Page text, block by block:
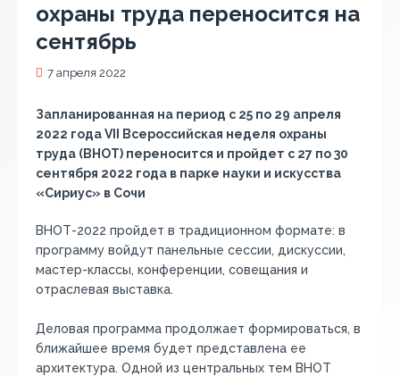
охраны труда переносится на
сентябрь
7 апреля 2022
Запланированная на период с 25 по 29 апреля
2022 года VII Всероссийская неделя охраны
труда (ВНОТ) переносится и пройдет с 27 по 30
сентября 2022 года в парке науки и искусства
«Сириус» в Сочи
ВНОТ-2022 пройдет в традиционном формате: в
программу войдут панельные сессии, дискуссии,
мастер-классы, конференции, совещания и
отраслевая выставка.
Деловая программа продолжает формироваться, в
ближайшее время будет представлена ее
архитектура. Одной из центральных тем BHOT